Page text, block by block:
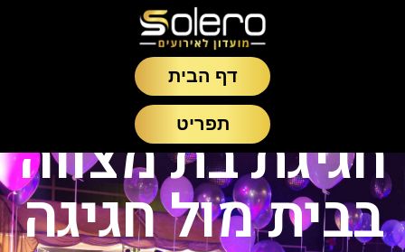
דף הבית
תפריט
חגיגת בת מצווה
בבית מול חגיגה